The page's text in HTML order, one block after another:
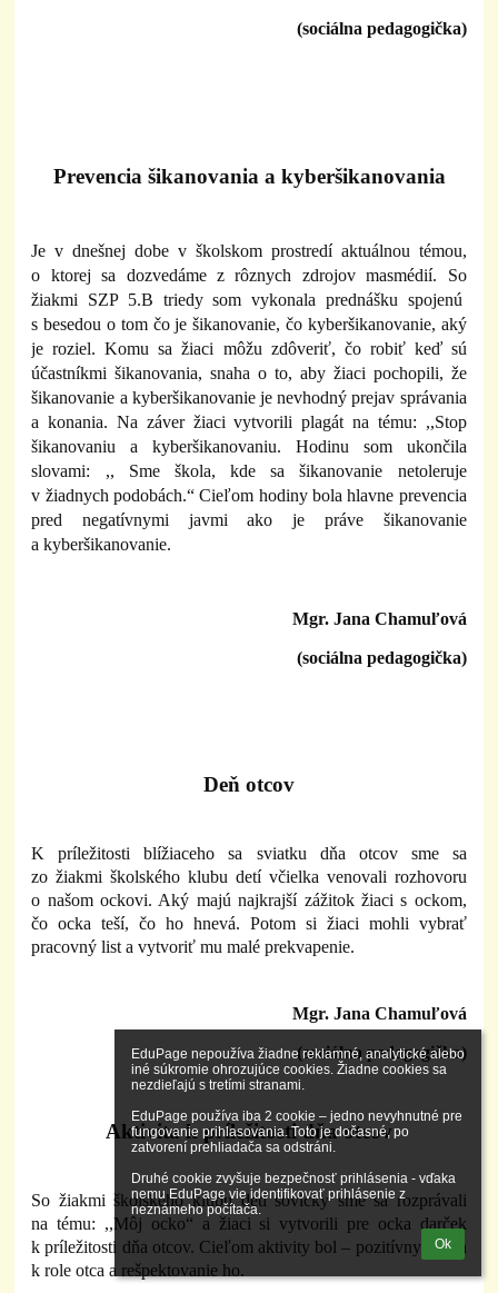
EduPage nepoužíva žiadne reklamné, analytické alebo
iné súkromie ohrozujúce cookies. Žiadne cookies sa
nezdieľajú s tretími stranami.
EduPage používa iba 2 cookie – jedno nevyhnutné pre
fungovanie prihlasovania. Toto je dočasné, po
zatvorení prehliadača sa odstráni.
Druhé cookie zvyšuje bezpečnosť prihlásenia - vďaka
nemu EduPage vie identifikovať prihlásenie z
neznámeho počítača.
Ok
(sociálna pedagogička)
Prevencia šikanovania a kyberšikanovania
Je v dnešnej dobe v školskom prostredí aktuálnou témou,
o ktorej sa dozvedáme z rôznych zdrojov masmédií. So
žiakmi SZP 5.B triedy som vykonala prednášku spojenú
s besedou o tom čo je šikanovanie, čo kyberšikanovanie, aký
je roziel. Komu sa žiaci môžu zdôveriť, čo robiť keď sú
účastníkmi šikanovania, snaha o to, aby žiaci pochopili, že
šikanovanie a kyberšikanovanie je nevhodný prejav správania
a konania. Na záver žiaci vytvorili plagát na tému: ,,Stop
šikanovaniu a kyberšikanovaniu. Hodinu som ukončila
slovami: ,, Sme škola, kde sa šikanovanie netoleruje
v žiadnych podobách.“ Cieľom hodiny bola hlavne prevencia
pred negatívnymi javmi ako je práve šikanovanie
a kyberšikanovanie.
Mgr. Jana Chamuľová
(sociálna pedagogička)
Deň otcov
K príležitosti blížiaceho sa sviatku dňa otcov sme sa
zo žiakmi školského klubu detí včielka venovali rozhovoru
o našom ockovi. Aký majú najkrajší zážitok žiaci s ockom,
čo ocka teší, čo ho hnevá. Potom si žiaci mohli vybrať
pracovný list a vytvoriť mu malé prekvapenie.
Mgr. Jana Chamuľová
(sociálna pedagogička)
Aktivita k príležitosti dňa otcov
So žiakmi školského klubu detí sovičky sme sa rozprávali
na tému: ,,Môj ocko“ a žiaci si vytvorili pre ocka darček
k príležitosti dňa otcov. Cieľom aktivity bol – pozitívny vzťah
k role otca a rešpektovanie ho.